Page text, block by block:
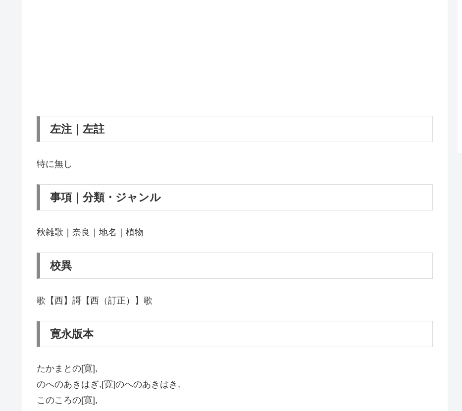
左注｜左註
特に無し
事項｜分類・ジャンル
秋雑歌｜奈良｜地名｜植物
校異
歌【西】謌【西（訂正）】歌
寛永版本
たかまとの[寛],
のへのあきはぎ,[寛]のへのあきはき,
このころの[寛],